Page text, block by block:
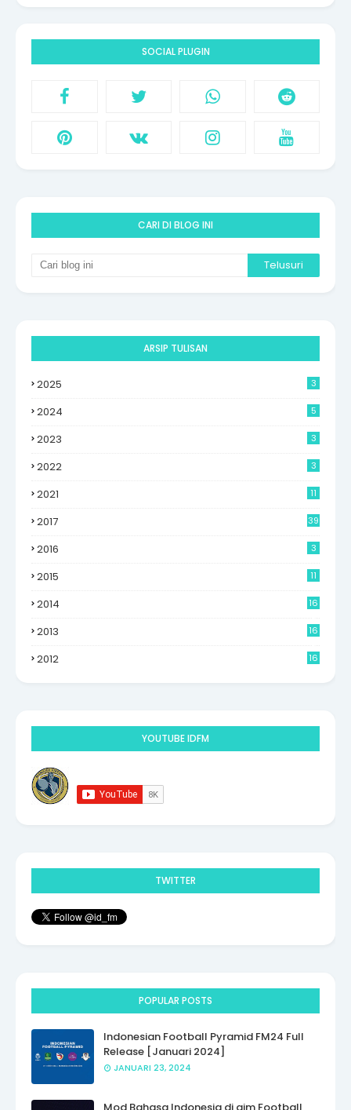
SOCIAL PLUGIN
CARI DI BLOG INI
ARSIP TULISAN
2025 3
2024 5
2023 3
2022 3
2021 11
2017 39
2016 3
2015 11
2014
16
2013
16
2012
16
YOUTUBE IDFM
TWITTER
POPULAR POSTS
Indonesian Football Pyramid FM24 Full
Release [Januari 2024]
JANUARI 23, 2024